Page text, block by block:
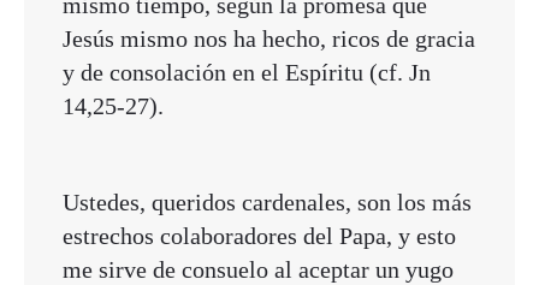
mismo tiempo, según la promesa que
Jesús mismo nos ha hecho, ricos de gracia
y de consolación en el Espíritu (cf. Jn
14,25-27).
Ustedes, queridos cardenales, son los más
estrechos colaboradores del Papa, y esto
me sirve de consuelo al aceptar un yugo